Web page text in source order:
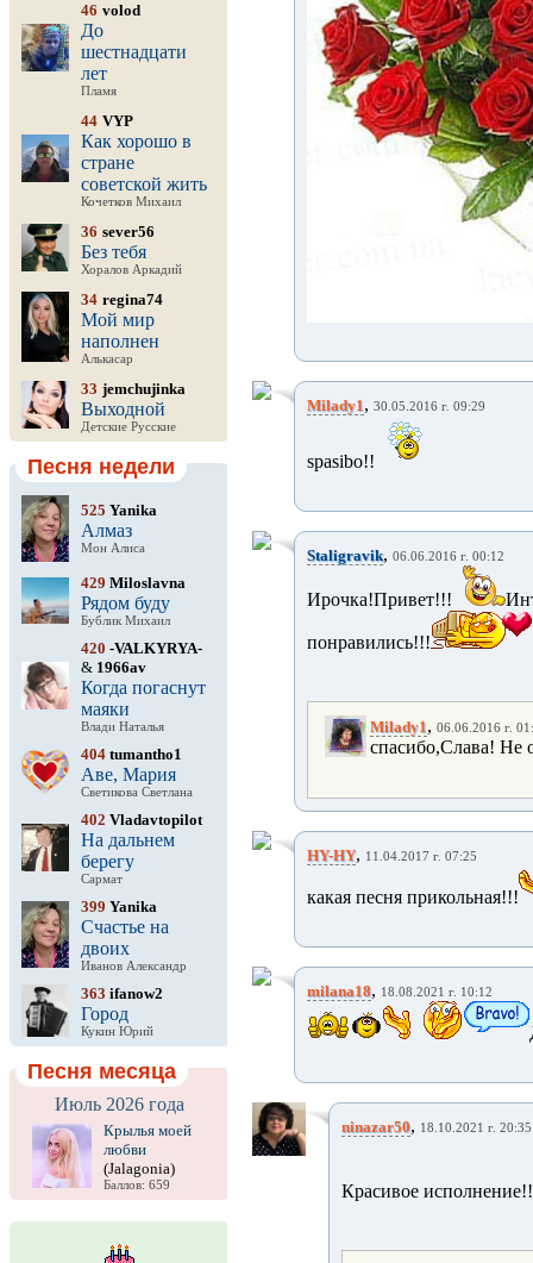
46 volod
До
шестнадцати
лет
Пламя
44 VYP
Как хорошо в
стране
советской жить
Кочетков Михаил
36 sever56
Без тебя
Хоралов Аркадий
34 regina74
Мой мир
наполнен
Алькасар
33 jemchujinka
Выходной
Детские Русские
Песня недели
525 Yanika
Алмаз
Мон Алиса
429 Miloslavna
Рядом буду
Бублик Михаил
420 -VALKYRYA-
& 1966av
Когда погаснут
маяки
Влади Наталья
404 tumantho1
Аве, Мария
Светикова Светлана
402 Vladavtopilot
На дальнем
берегу
Сармат
399 Yanika
Счастье на
двоих
Иванов Александр
363 ifanow2
Город
Кукин Юрий
Песня месяца
Июль 2026 года
Крылья моей
любви
(Jalagonia)
Баллов: 659
Milady1, 30.05.2016 г. 09:29
spasibo!!
Staligravik, 06.06.2016 г. 00:12
Ирочка!Привет!!!
понравились!!!
Milady1, 06.06.2016 г.
спасибо,Слава! Не
HY-HY, 11.04.2017 г. 07:25
какая песня прикольная!!!
milana18, 18.08.2021 г. 10:12
ninazar50, 18.10.2021 г. 20:35
Красивое